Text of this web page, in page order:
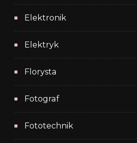
Elektronik
Elektryk
Florysta
Fotograf
Fototechnik